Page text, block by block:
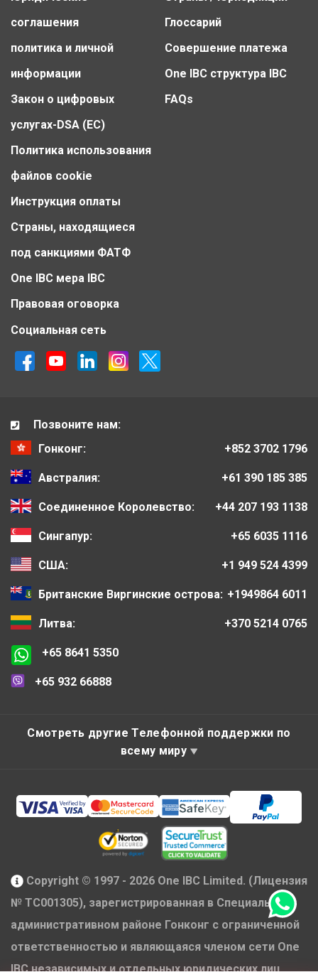
соглашения
политика и личной
информации
Закон о цифровых
услугах-DSA (ЕС)
Политика использования
файлов cookie
Инструкция оплаты
Страны, находящиеся
под санкциями ФАТФ
One IBC мера IBC
Правовая оговорка
Глоссарий
Совершение платежа
One IBC структура IBC
FAQs
Социальная сеть
Позвоните нам:
Гонконг:
+852 3702 1796
Австралия: +61 390 185 385
Соединенное Королевство: +44 207 193 1138
Сингапур: +65 6035 1116
США: +1 949 524 4399
Британские Виргинские острова: +1949864 6011
Литва: +370 5214 0765
+65 8641 5350
+65 932 66888
Смотреть другие Телефонной поддержки по
всему миру
Copyright © 1997 - 2026 One IBC Limited. (Лицензия
№ TC001305), зарегистрированная в Специальном
административном районе Гонконг с ограниченной
ответственностью и являющаяся членом сети One
IBC независимых и отдельных юридических лиц,